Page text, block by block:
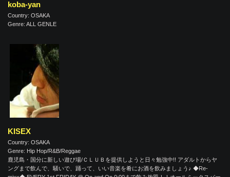
koba-yan
Country: OSAKA
Genre: ALL GENLE
KISEX
Country: OSAKA
Genre: Hip Hop/R&B/Reggae
鹿児島・国分に新しい遊び場/ＣＬＵＢを提供しようと日々勉強中!! アダルトからヤ
ングまで飲んで、騒いで、踊って、いい音楽を肴にお酒を飲みましょう♪ ◆Re-